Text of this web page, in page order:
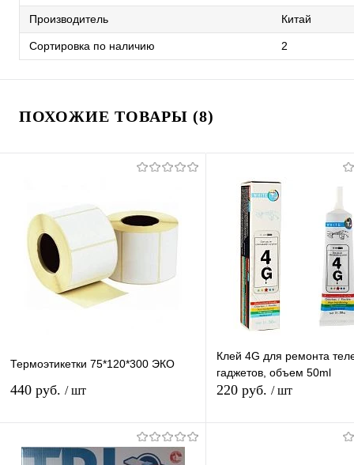
Производитель Китай
Сортировка по наличию 2
ПОХОЖИЕ ТОВАРЫ (8)
Термоэтикетки 75*120*300 ЭКО
440 руб. / шт
В корзину
Клей 4G для ремонта
гаджетов, объем 50ml
220 руб. / шт